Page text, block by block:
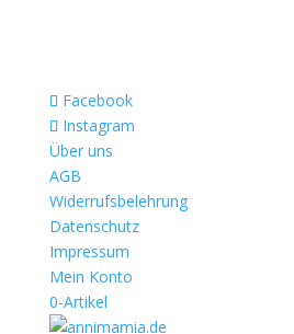
Facebook
Instagram
Über uns
AGB
Widerrufsbelehrung
Datenschutz
Impressum
Mein Konto
0-Artikel